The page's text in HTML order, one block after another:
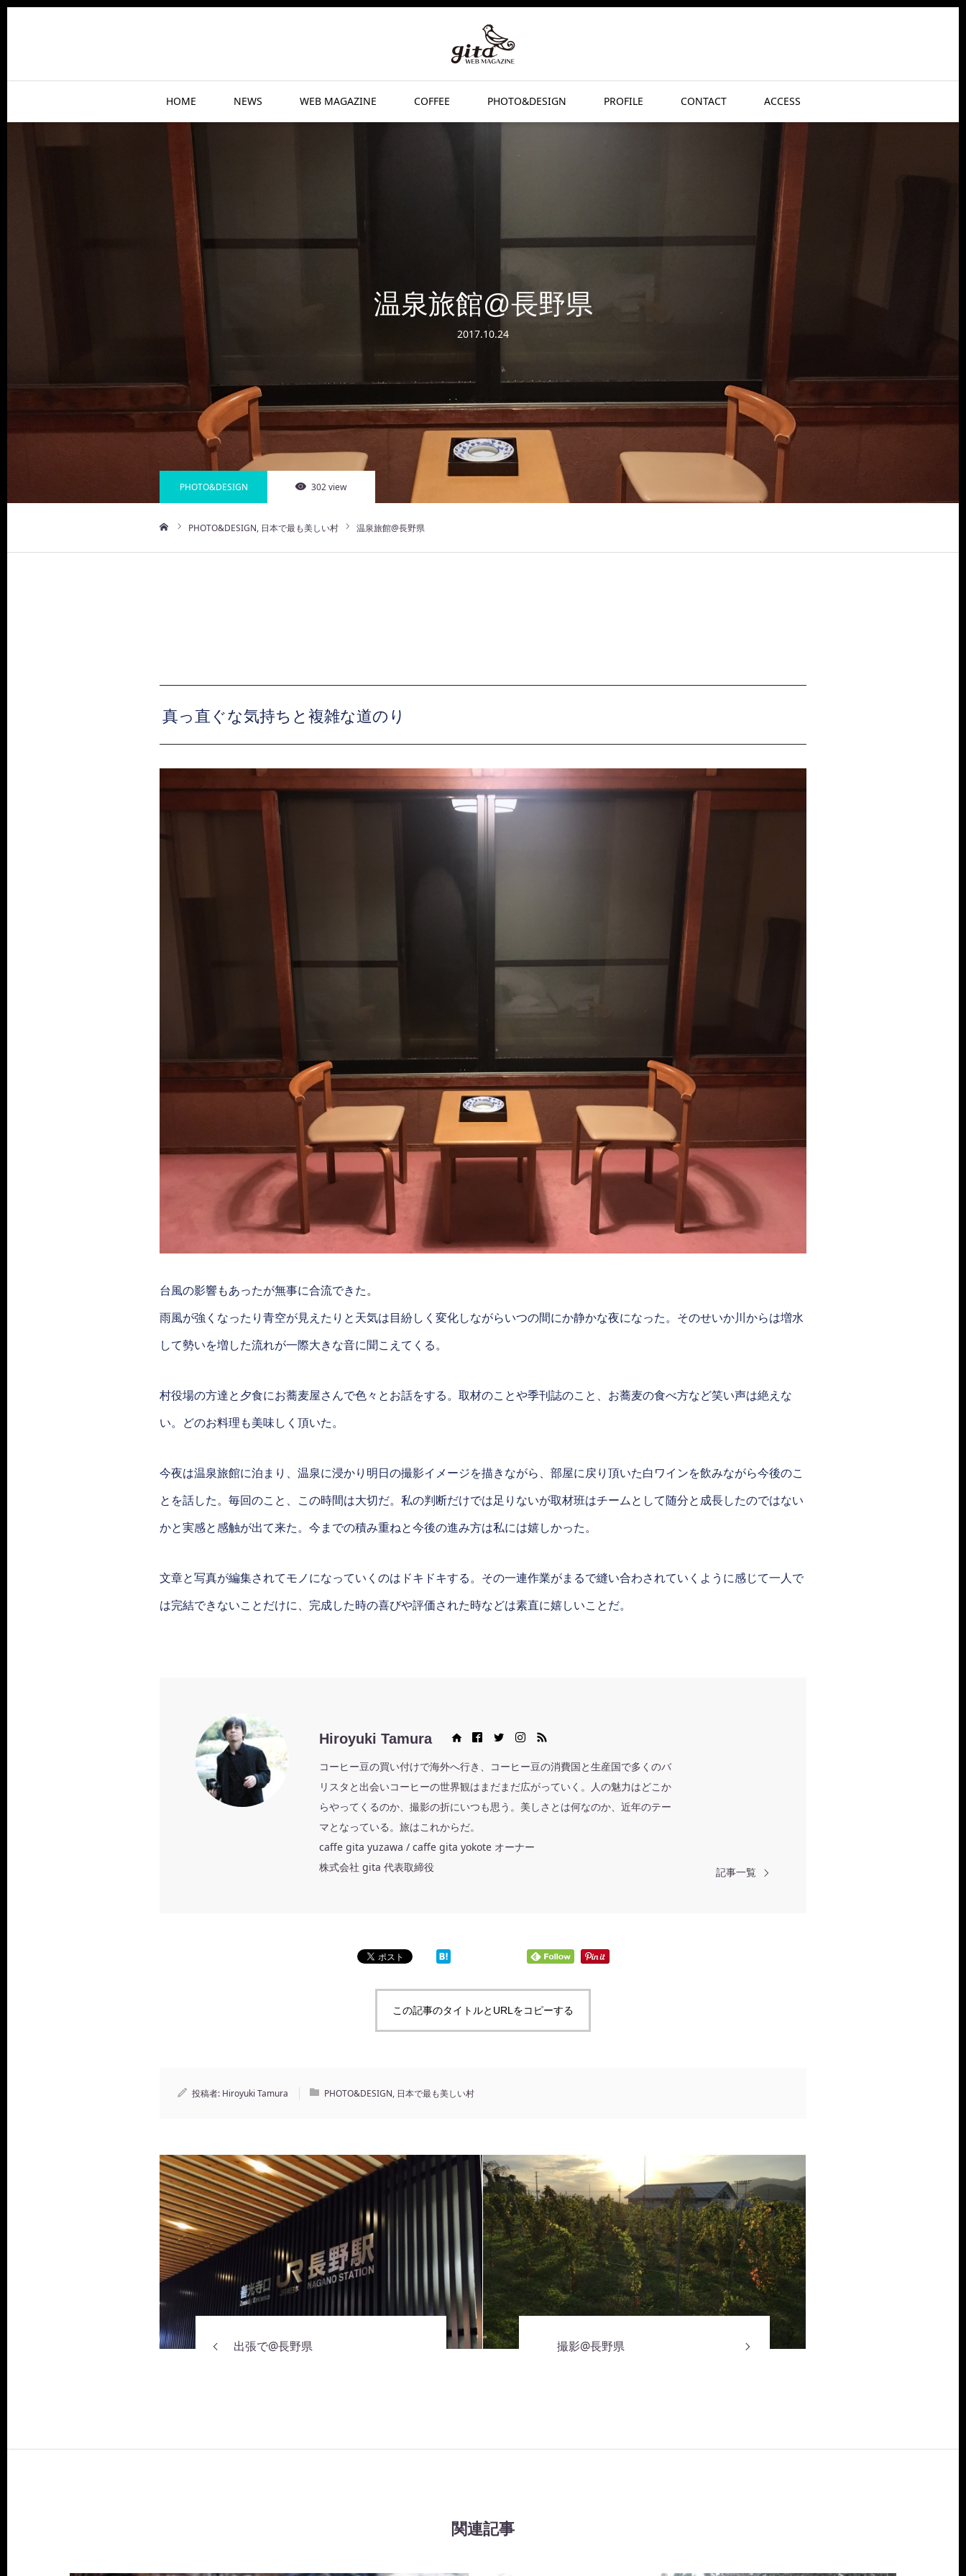
HOME NEWS WEB MAGAZINE COFFEE PHOTO&DESIGN PROFILE CONTACT ACCESS
温泉旅館@長野県
2017.10.24
PHOTO&DESIGN 302 view
PHOTO&DESIGN 日本で最も美しい村 温泉旅館@長野県
真っ直ぐな気持ちと複雑な道のり
台風の影響もあったが無事に合流できた。
雨風が強くなったり青空が見えたりと天気は目紛しく変化しながらいつの間にか静かな夜になった。そのせいか川からは増水
して勢いを増した流れが一際大きな音に聞こえてくる。
村役場の方達と夕食にお蕎麦屋さんで色々とお話をする。取材のことや季刊誌のこと、お蕎麦の食べ方など笑い声は絶えな
い。どのお料理も美味しく頂いた。
今夜は温泉旅館に泊まり、温泉に浸かり明日の撮影イメージを描きながら、部屋に戻り頂いた白ワインを飲みながら今後のこ
とを話した。毎回のこと、この時間は大切だ。私の判断だけでは足りないが取材班はチームとして随分と成長したのではない
かと実感と感触が出て来た。今までの積み重ねと今後の進み方は私には嬉しかった。
文章と写真が編集されてモノになっていくのはドキドキする。その一連作業がまるで縫い合わされていくように感じて一人で
は完結できないことだけに、完成した時の喜びや評価された時などは素直に嬉しいことだ。
Hiroyuki Tamura
Web siteFacebookTwitterInstagram RSS
コーヒー豆の買い付けで海外へ行き、コーヒー豆の消費国と生産国で多くのバ
リスタと出会いコーヒーの世界観はまだまだ広がっていく。人の魅力はどこか
らやってくるのか、撮影の折にいつも思う。美しさとは何なのか、近年のテー
マとなっている。旅はこれからだ。
caffe gita yuzawa / caffe gita yokote オーナー
株式会社 gita 代表取締役
記事一覧
この記事のタイトルとURLをコピーする
投稿者: Hiroyuki Tamura PHOTO&DESIGN, 日本で最も美しい村
出張で@長野県 撮影@長野県
関連記事